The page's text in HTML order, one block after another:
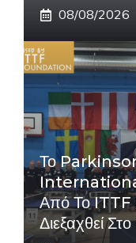
08/08/2026
Το
Από Το
Διεξαχθεί